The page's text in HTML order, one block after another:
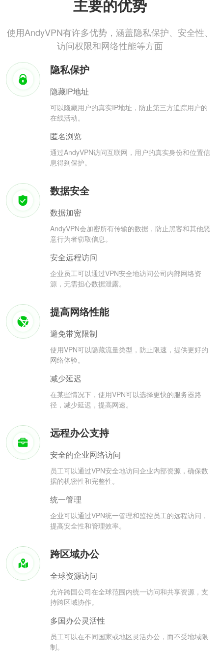
主要的优势
使用AndyVPN有许多优势，涵盖隐私保护、安全性、
访问权限和网络性能等方面
隐私保护
隐藏IP地址
可以隐藏用户的真实IP地址，防止第三方追踪用户的
在线活动。
匿名浏览
通过AndyVPN访问互联网，用户的真实身份和位置信
息得到保护。
数据安全
数据加密
AndyVPN会加密所有传输的数据，防止黑客和其他恶
意行为者窃取信息。
安全远程访问
企业员工可以通过VPN安全地访问公司内部网络资
源，无需担心数据泄露。
提高网络性能
避免带宽限制
使用VPN可以隐藏流量类型，防止限速，提供更好的
网络体验。
减少延迟
在某些情况下，使用VPN可以选择更快的服务器路
径，减少延迟，提高网速。
远程办公支持
安全的企业网络访问
员工可以通过VPN安全地访问企业内部资源，确保数
据的机密性和完整性。
统一管理
企业可以通过VPN统一管理和监控员工的远程访问，
提高安全性和管理效率。
跨区域办公
全球资源访问
允许跨国公司在全球范围内统一访问和共享资源，支
持跨区域协作。
多国办公灵活性
员工可以在不同国家或地区灵活办公，而不受地域限
制。